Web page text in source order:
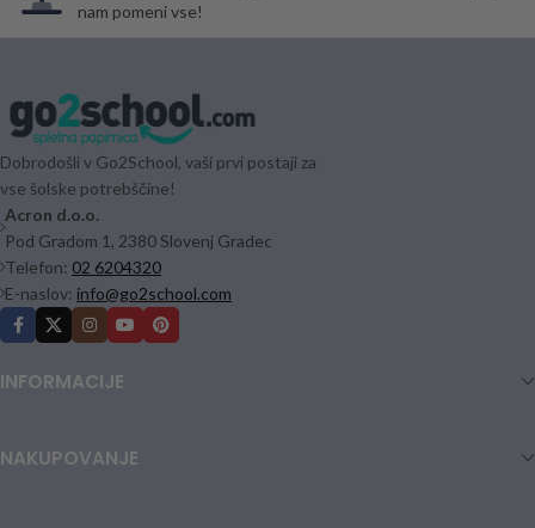
nam pomeni vse!
Dobrodošli v Go2School, vaši prvi postaji za
vse šolske potrebščine!
Acron d.o.o.
Pod Gradom 1, 2380 Slovenj Gradec
Telefon: 02 6204320
E-naslov: info@go2school.com
INFORMACIJE
NAKUPOVANJE